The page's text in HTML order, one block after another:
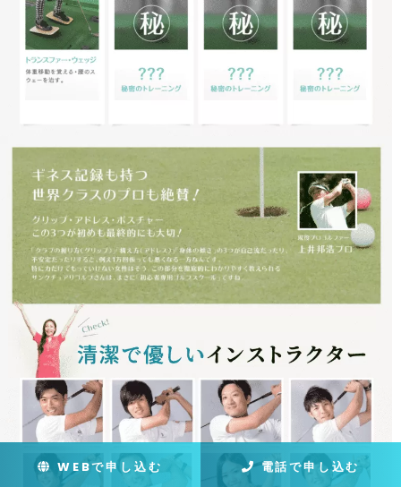
WEBで申し込む 電話で申し込む